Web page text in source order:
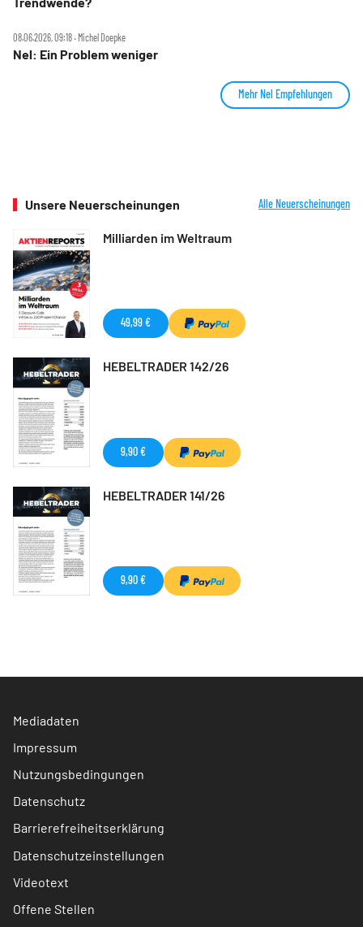
08.06.2026, 09:18 ‧ Michel Doepke
Nel: Ein Problem weniger
Mehr Nel Empfehlungen
Unsere Neuerscheinungen Alle Neuerscheinungen
Milliarden im Weltraum
49,99 €
HEBELTRADER 142/26
9,90 €
HEBELTRADER 141/26
9,90 €
Mediadaten
Impressum
Nutzungsbedingungen
Datenschutz
Barrierefreiheitserklärung
Datenschutzeinstellungen
Videotext
Offene Stellen